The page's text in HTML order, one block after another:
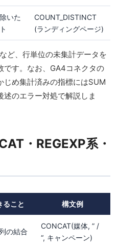
いた
COUNT_DISTINCT
(ランディングページ)
ど、行単位の未集計データを
です。なお、GA4コネクタの
じめ集計済みの指標にはSUM
述のエラー対処で解説しま
・REGEXP系・
ること 構文例
の結合
CONCAT(媒体, ” /
“, キャンペーン)